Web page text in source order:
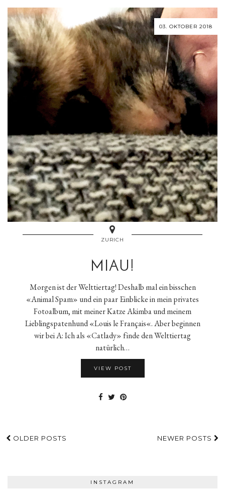
03. OKTOBER 2018
ZURICH
MIAU!
Morgen ist der Welttiertag! Deshalb mal ein bisschen
«Animal Spam» und ein paar Einblicke in mein privates
Fotoalbum, mit meiner Katze Akimba und meinem
Lieblingspatenhund «Louis le Français«. Aber beginnen
wir bei A: Ich als «Catlady» finde den Welttiertag
natürlich…
VIEW POST
OLDER POSTS NEWER POSTS
INSTAGRAM